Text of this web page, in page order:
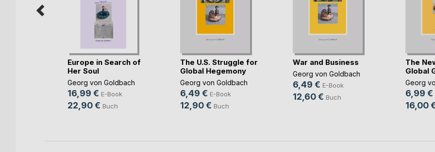
Europe in Search of
Her Soul
Georg von Goldbach
16,99 € E-Book
22,90 € Buch
The U.S. Struggle for
Global Hegemony
Georg von Goldbach
6,49 € E-Book
12,90 € Buch
War and Business
Georg von Goldbach
6,49 € E-Book
12,60 € Buch
The
Global
Georg
6,99 €
16,00